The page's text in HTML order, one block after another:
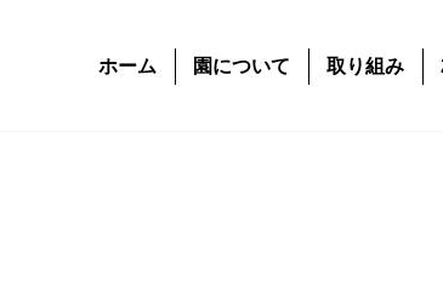
ホーム 園について 取り組み